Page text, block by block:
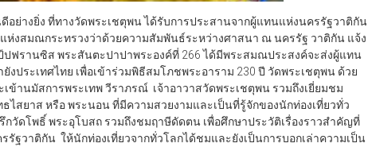
อย่างยิ่ง ที่ทางวัดพระเชตุพน ได้รับการประสานจากผู้แทนแห่งนครรัฐวาติกัน
งสมณกระทรวงว่าด้วยความสัมพันธ์ระหว่างศาสนา ณ นครรัฐ วาติกัน แจ้ง
ฟรานซิส พระสันตะปาปาพระองค์ที่ 266 ได้มีพระสมณประสงค์จะส่งผู้แทน
ประเทศไทย เพื่อเข้าร่วมพิธีสมโภชพระอาราม 230 ปี วัดพระเชตุพน ด้วย
านมัสการพระเทพ วีราภรณ์ เจ้าอาวาสวัดพระเชตุพน รวมถึงเยี่ยมชม
ไสยาส หรือ พระนอน ที่มีความสวยงามและเป็นที่รู้จักของนักท่องเที่ยวทั่ว
กวัดโพธิ์ พระอุโบสถ รวมถึงชมฤาษีดัดตน เพื่อศึกษาประวัติเรื่องราวสำคัญที่
ฐวาติกัน ให้นักท่องเที่ยวจากทั่วโลกได้ชมและยังเป็นการบอกเล่าความเป็น